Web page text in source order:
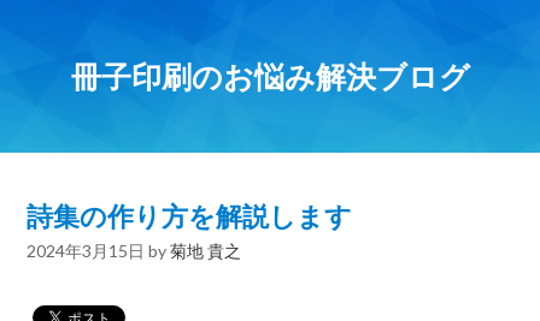
冊子印刷のお悩み解決ブログ
詩集の作り方を解説します
2024年3月15日 by菊地 貴之